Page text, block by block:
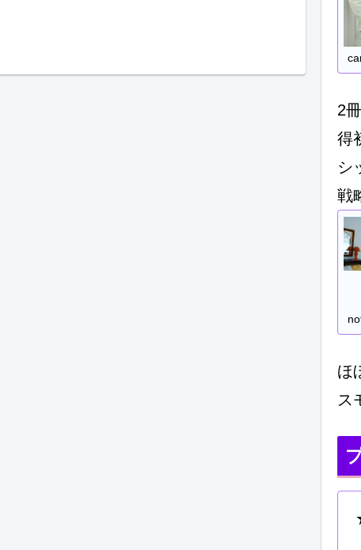
2
得
シ
戦
ほ
ス